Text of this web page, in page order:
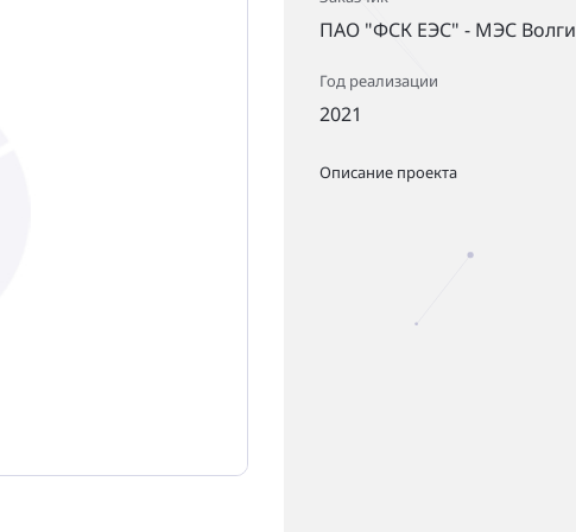
ПАО "ФСК ЕЭС" - МЭС Волги
Год реализации
2021
Описание проекта